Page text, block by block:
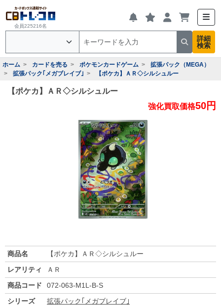
会員225216名
詳細
検索
ホーム カードを売る ポケモンカードゲーム
拡張パック（MEGA）
拡張パック｢メガブレイブ｣
【ポケカ】ＡＲ◇シルシュルー
【ポケカ】ＡＲ◇シルシュルー
強化買取価格50円
商品名
【ポケカ】ＡＲ◇シルシュルー
レアリティ
ＡＲ
商品コード
072-063-M1L-B-S
シリーズ
拡張パック｢メガブレイブ｣